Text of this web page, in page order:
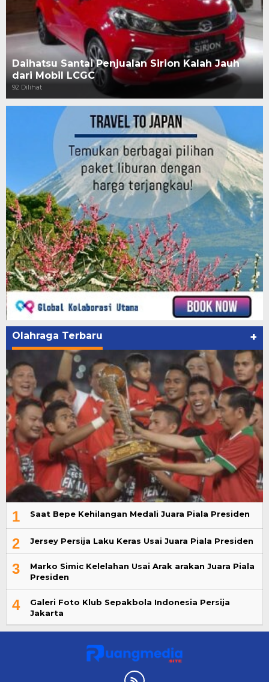
Daihatsu Santai Penjualan Sirion Kalah Jauh
dari Mobil LCGC
92 Dilihat
Olahraga Terbaru +
1 Saat Bepe Kehilangan Medali Juara Piala Presiden
2 Jersey Persija Laku Keras Usai Juara Piala Presiden
3
Marko Simic Kelelahan Usai Arak arakan Juara Piala
Presiden
4
Galeri Foto Klub Sepakbola Indonesia Persija
Jakarta